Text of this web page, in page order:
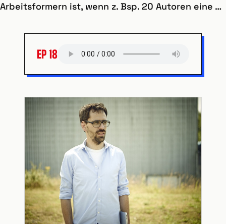
Arbeitsformern ist, wenn z. Bsp. 20 Autoren eine …
EP 18